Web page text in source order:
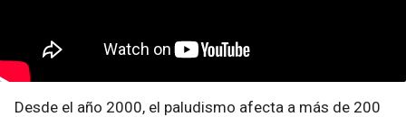
Desde el año 2000, el paludismo afecta a más de 200